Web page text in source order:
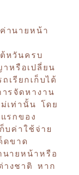
านายหน้า
หวันครบ
หรือเปลี่ยน
เรียกเก็บได้
รจัดหางาน
เท่านั้น โดย
รกของ
บค่าใช้จ่าย
ดขาด
นายหน้าหรือ
างชาติ หาก